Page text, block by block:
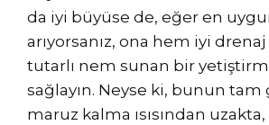
da iyi büyüse de, eğer en
arıyorsanız, ona hem iyi
tutarlı nem sunan bir
sağlayın. Neyse ki, bunun tam
maruz kalma ısısından